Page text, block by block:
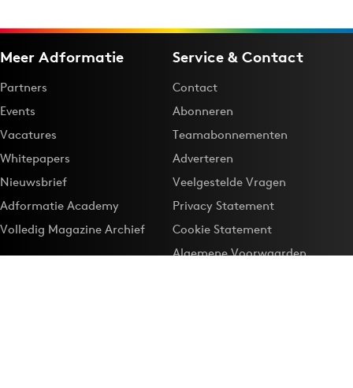
Meer Adformatie
Partners
Events
Vacatures
Whitepapers
Nieuwsbrief
Adformatie Academy
Volledig Magazine Archief
Service & Contact
Contact
Abonneren
Teamabonnementen
Adverteren
Veelgestelde Vragen
Privacy Statement
Cookie Statement
Algemene Voorwaarden